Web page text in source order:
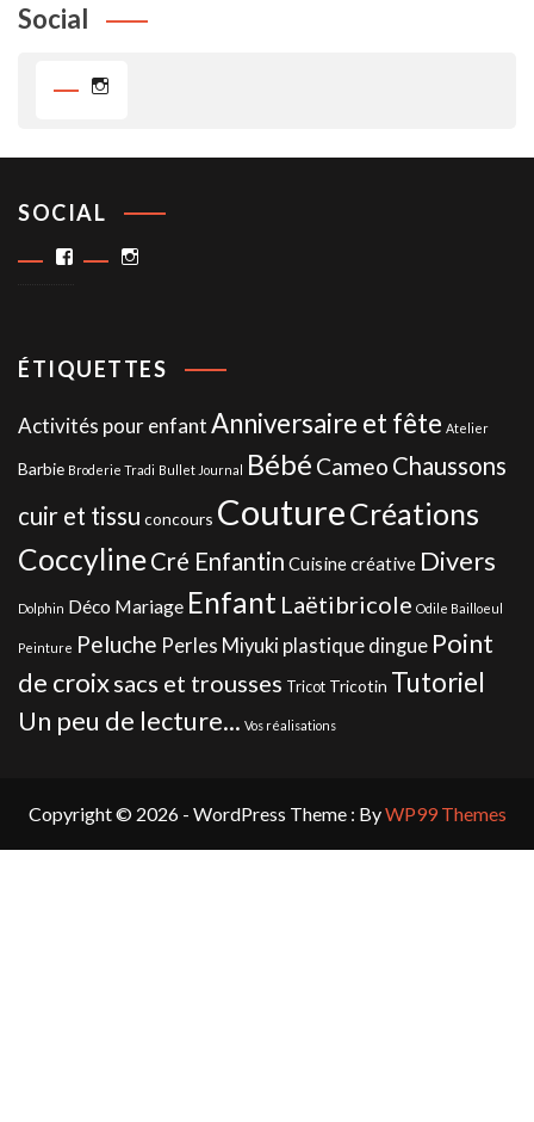
Social
SOCIAL
Facebook
ÉTIQUETTES
Activités pour enfantAnniversaire et fête Atelier
Barbie Broderie Tradi Bullet Journal Bébé Cameo Chaussons
cuir et tissu concours CoutureCréations
CoccylineCré Enfantin Cuisine créative Divers
Dolphin Déco Mariage Enfant Laëtibricole Odile Bailloeul
Peinture Peluche Perles Miyuki plastique dingue Point
de croixsacs et trousses Tricot Tricotin Tutoriel
Un peu de lecture... Vos réalisations
Copyright © 2026 - WordPress Theme : ByWP99 Themes